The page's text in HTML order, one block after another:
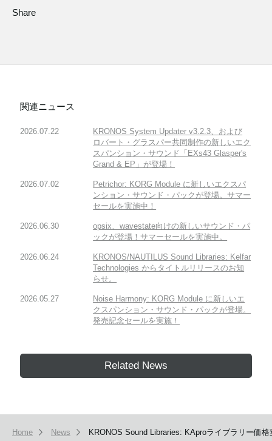
Share
関連ニュース
2026.07.22
KRONOS System Updater v3.2.3、および
ロバート・グラスパー共同制作の新しいエク
スパンション・サウンド「EXs43 Glasper's
Grand & EP」が登場！
2026.07.02
Petrichor: KORG Module に新しいエクスパ
ンション・サウンド・パックが登場。サマー
セールを実施中！
2026.06.30
opsix、wavestate向けの新しいサウンド・パ
ックが登場！サマーセールを実施中。
2026.06.24
KRONOS/NAUTILUS Sound Libraries: Kelfar
Technologies からタイトルリリースのお知
らせ。
2026.05.27
Noise Harmony: KORG Module に新しいエ
クスパンション・サウンド・パックが登場。
発売記念セールを実施！
Related News
Home News KRONOS Sound Libraries: KAproライブラリー価